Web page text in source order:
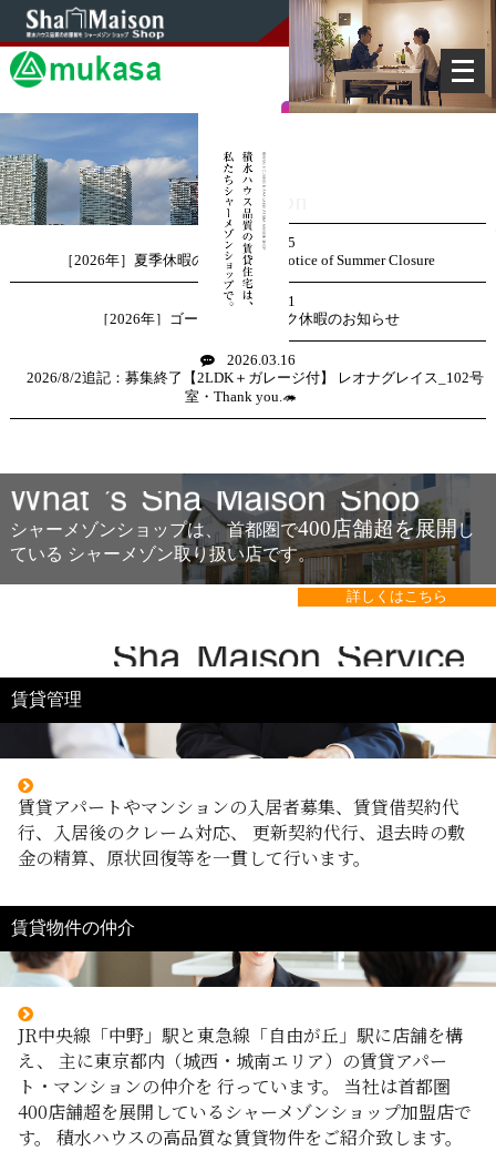
メ
ニ
ュ
Josai Area
城西エリア
シャーメゾン物件 ハイグレード特選物件
Jonan Area
城南エリア
シャーメゾン物件 ハイグレード特選物件
Information
2026.07.25
［2026年］夏季休暇のお知らせ／Notice of Summer Closure
2026.04.11
［2026年］ゴールデンウィーク休暇のお知らせ
2026.03.16
2026/8/2追記：募集終了【2LDK＋ガレージ付】 レオナグレイス_102号
室・Thank you.🦔
What's
シャーメゾンショップは、首都圏で400店舗超を展開し
ている シャーメゾン取り扱い店です。
詳しくはこちら
賃貸管理
賃貸アパートやマンションの入居者募集、賃貸借契約代
行、入居後のクレーム対応、 更新契約代行、退去時の敷
金の精算、原状回復等を一貫して行います。
賃貸物件の仲介
JR中央線「中野」駅と東急線「自由が丘」駅に店舗を構
え、
主に東京都内（城西・城南エリア）の賃貸アパー
ト・マンションの仲介を 行っています。
当社は首都圏
400店舗超を展開しているシャーメゾンショップ加盟店で
す。
積水ハウスの高品質な賃貸物件をご紹介致します。